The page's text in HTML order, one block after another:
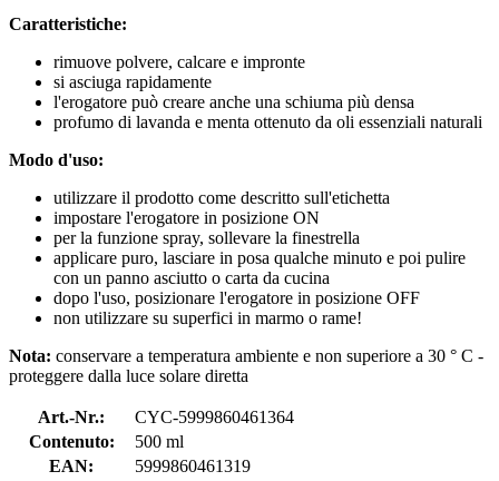
Caratteristiche:
rimuove polvere, calcare e impronte
si asciuga rapidamente
l'erogatore può creare anche una schiuma più densa
profumo di lavanda e menta ottenuto da oli essenziali naturali
Modo d'uso:
utilizzare il prodotto come descritto sull'etichetta
impostare l'erogatore in posizione ON
per la funzione spray, sollevare la finestrella
applicare puro, lasciare in posa qualche minuto e poi pulire
con un panno asciutto o carta da cucina
dopo l'uso, posizionare l'erogatore in posizione OFF
non utilizzare su superfici in marmo o rame!
Nota: conservare a temperatura ambiente e non superiore a 30 ° C -
proteggere dalla luce solare diretta
Art.-Nr.:
CYC-5999860461364
Contenuto:
500 ml
EAN:
5999860461319